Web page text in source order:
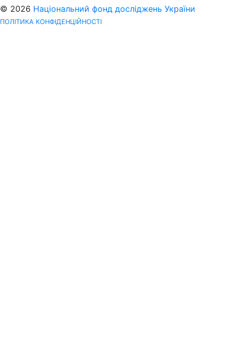
© 2026 Національний фонд досліджень України
ПОЛІТИКА КОНФІДЕНЦІЙНОСТІ